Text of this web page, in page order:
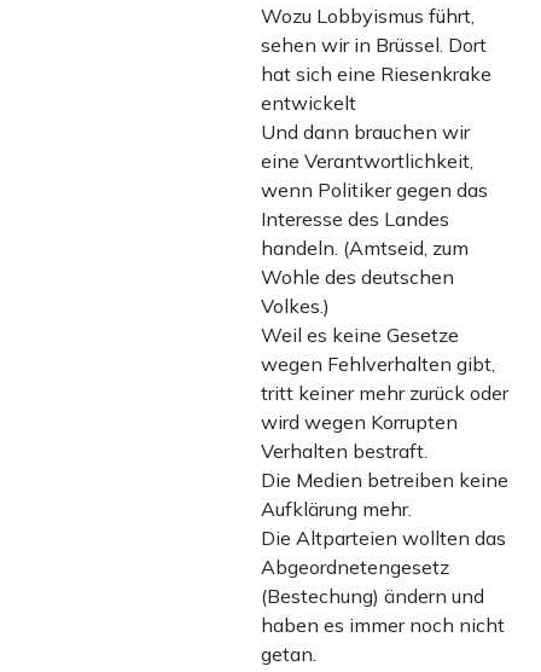
Wozu Lobbyismus führt,
sehen wir in Brüssel. Dort
hat sich eine Riesenkrake
entwickelt
Und dann brauchen wir
eine Verantwortlichkeit,
wenn Politiker gegen das
Interesse des Landes
handeln. (Amtseid, zum
Wohle des deutschen
Volkes.)
Weil es keine Gesetze
wegen Fehlverhalten gibt,
tritt keiner mehr zurück oder
wird wegen Korrupten
Verhalten bestraft.
Die Medien betreiben keine
Aufklärung mehr.
Die Altparteien wollten das
Abgeordnetengesetz
(Bestechung) ändern und
haben es immer noch nicht
getan.